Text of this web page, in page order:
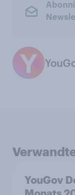
YouGov